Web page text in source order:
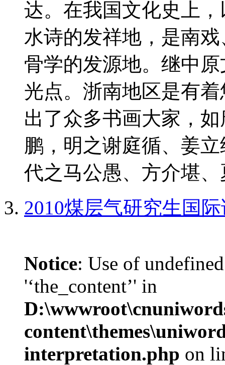
达。在我国文化史上
水诗的发祥地，是南
骨学的发源地。继中
光点。浙南地区是有
出了众多书画大家，
鹏，明之谢庭循、姜
代之马公愚、方介堪
2010煤层气研究生国
Notice: Use of
'‘the_content’' in
interpretation.php on